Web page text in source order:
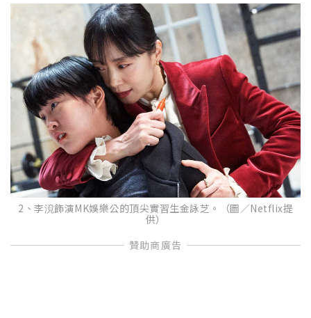
2、李渷飾演MK娛樂公的頂尖實習生金詠芝。（圖／Netflix提
供）